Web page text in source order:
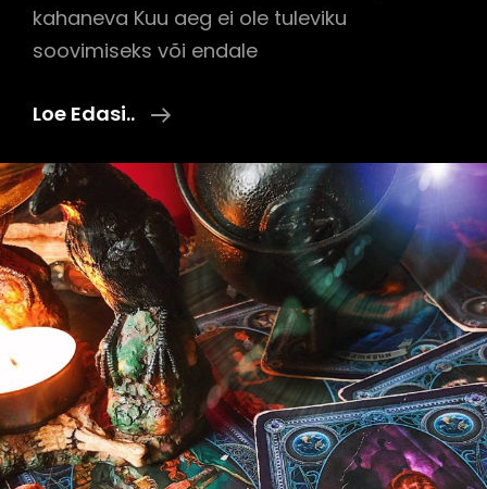
kahaneva Kuu aeg ei ole tuleviku
soovimiseks või endale
Loe Edasi..
Kuidas
Lahti
Ja
Kuidas
Hoida
Eemal
Energiavampiire?